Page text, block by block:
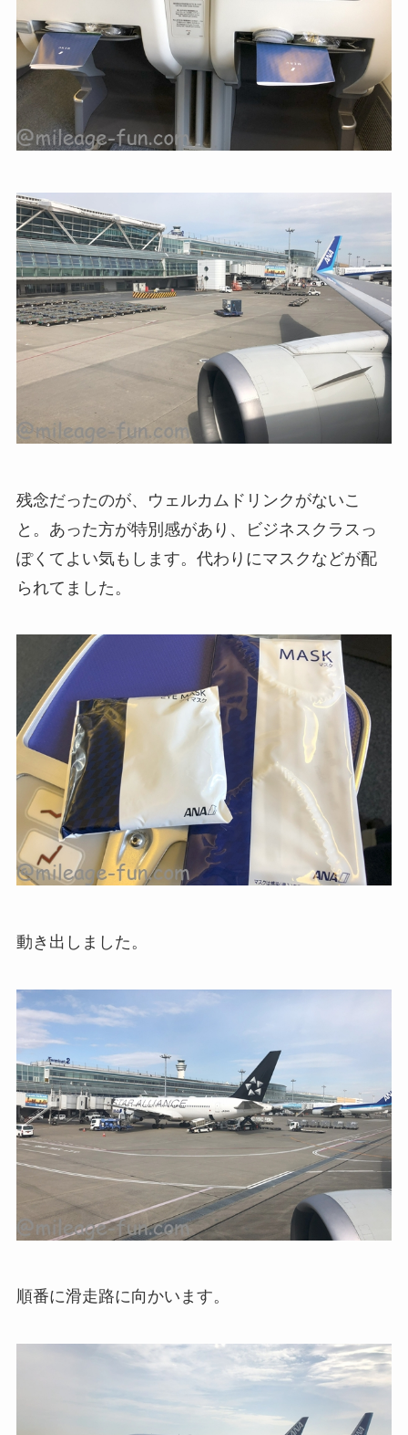
残念だったのが、ウェルカムドリンクがないこ
と。あった方が特別感があり、ビジネスクラスっ
ぽくてよい気もします。代わりにマスクなどが配
られてました。
動き出しました。
順番に滑走路に向かいます。